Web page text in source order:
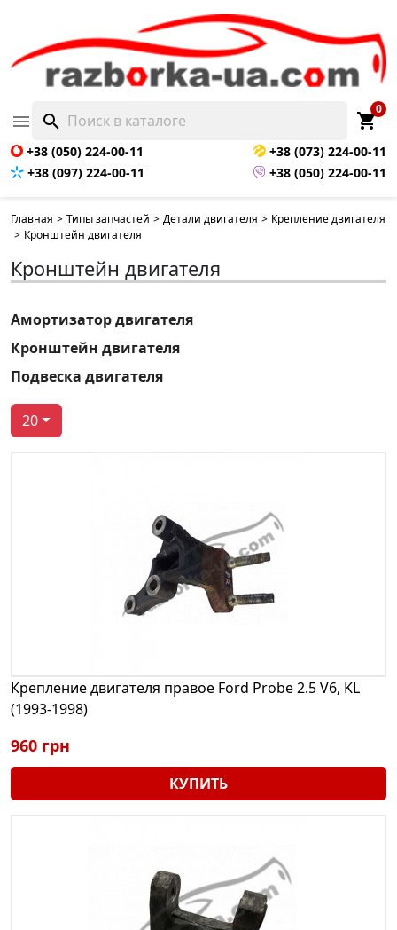
 search shopping_cart
0
+38 (050) 224-00-11
+38 (073) 224-00-11
+38 (097) 224-00-11
+38 (050) 224-00-11
Главная > Типы запчастей > Детали двигателя > Крепление двигателя
> Кронштейн двигателя
Кронштейн двигателя
Амортизатор двигателя
Кронштейн двигателя
Подвеска двигателя
20
Крепление двигателя правое Ford Probe 2.5 V6, KL
(1993-1998)
960 грн
КУПИТЬ